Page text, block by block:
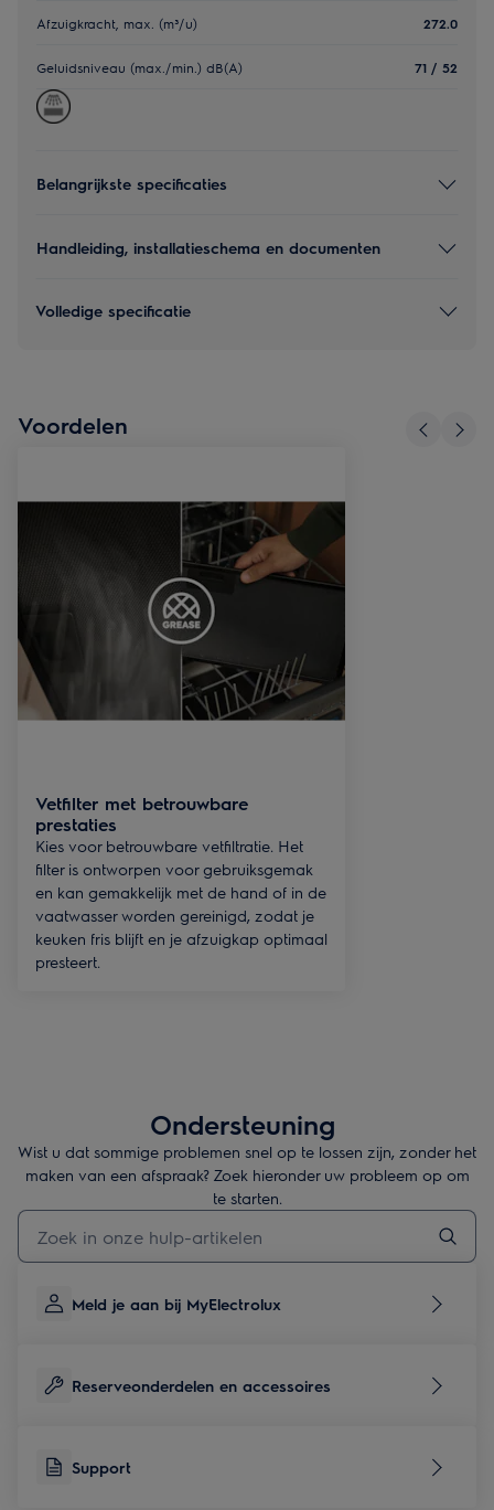
Afzuigkracht, max. (m³/u) 272.0
Geluidsniveau (max./min.) dB(A) 71 / 52
Belangrijkste specificaties
Handleiding, installatieschema en documenten
Volledige specificatie
Voordelen
Vetfilter met betrouwbare
prestaties
Kies voor betrouwbare vetfiltratie. Het
filter is ontworpen voor gebruiksgemak
en kan gemakkelijk met de hand of in de
vaatwasser worden gereinigd, zodat je
keuken fris blijft en je afzuigkap optimaal
presteert.
Ondersteuning
Wist u dat sommige problemen snel op te lossen zijn, zonder het
maken van een afspraak? Zoek hieronder uw probleem op om
te starten.
Typ om hulpartikelen te zoeken
Meld je aan bij MyElectrolux
Reserveonderdelen en accessoires
Support